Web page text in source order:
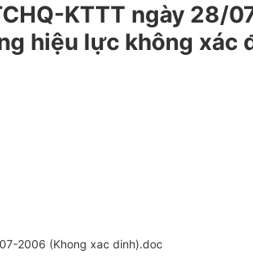
KTTT ngày 28/
hiệu lực không xác
2006 (Khong xac dinh).doc